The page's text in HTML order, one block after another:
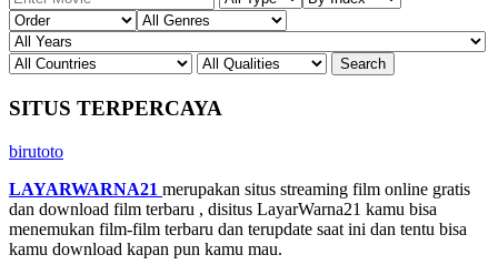
SITUS TERPERCAYA
birutoto
LAYARWARNA21 merupakan situs streaming film online gratis
dan download film terbaru , disitus LayarWarna21 kamu bisa
menemukan film-film terbaru dan terupdate saat ini dan tentu bisa
kamu download kapan pun kamu mau.